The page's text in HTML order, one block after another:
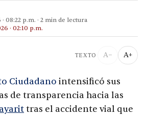
· 08:22 p.m. · 2 min de lectura
· 02:10 p.m.
TEXTO A− A+
Ciudadano intensificó sus
de transparencia hacia las
tras el accidente vial que